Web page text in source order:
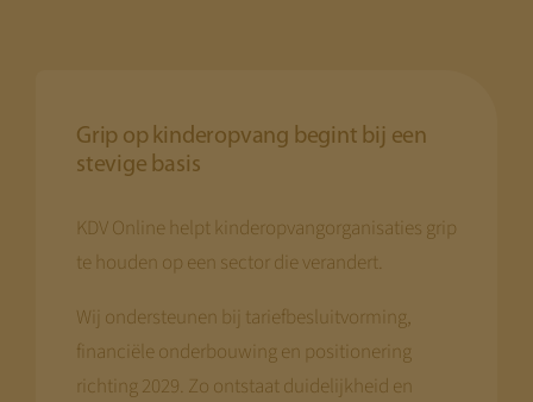
Grip op kinderopvang begint bij een
stevige basis
KDV Online helpt kinderopvangorganisaties grip
te houden op een sector die verandert.
Wij ondersteunen bij tariefbesluitvorming,
financiële onderbouwing en positionering
richting 2029. Zo ontstaat duidelijkheid en